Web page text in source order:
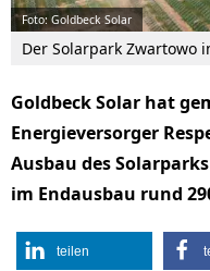
Foto: Goldbeck Solar
Der Solarpark Zwartowo
Goldbeck Solar hat
Energieversorger
Ausbau des
im Endausbau rund
teilen